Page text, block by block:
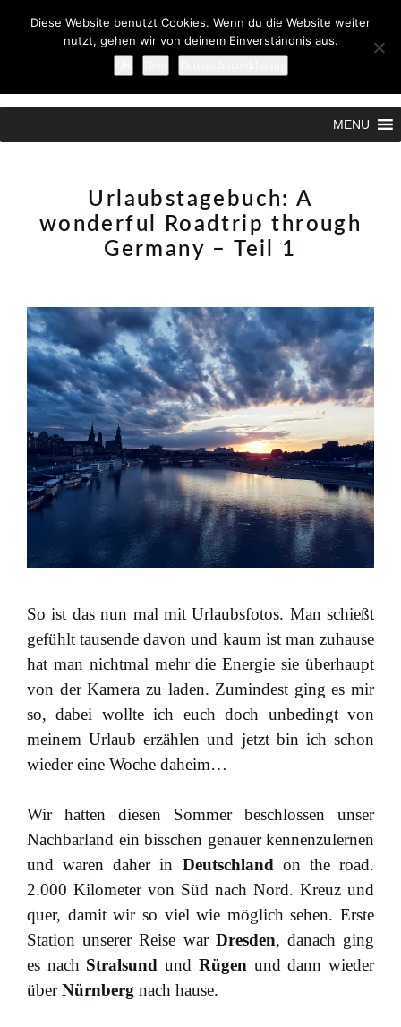
MENU
Urlaubstagebuch: A
wonderful Roadtrip through
Germany – Teil 1
So ist das nun mal mit Urlaubsfotos. Man schießt
gefühlt tausende davon und kaum ist man zuhause
hat man nichtmal mehr die Energie sie überhaupt
von der Kamera zu laden. Zumindest ging es mir
so, dabei wollte ich euch doch unbedingt von
meinem Urlaub erzählen und jetzt bin ich schon
wieder eine Woche daheim…
Wir hatten diesen Sommer beschlossen unser
Nachbarland ein bisschen genauer kennenzulernen
und waren daher in Deutschland on the road.
2.000 Kilometer von Süd nach Nord. Kreuz und
quer, damit wir so viel wie möglich sehen. Erste
Station unserer Reise war Dresden, danach ging
es nach Stralsund und Rügen und dann wieder
überNürnberg nach hause.
Diese Website benutzt Cookies. Wenn du die Website weiter
nutzt, gehen wir von deinem Einverständnis aus.